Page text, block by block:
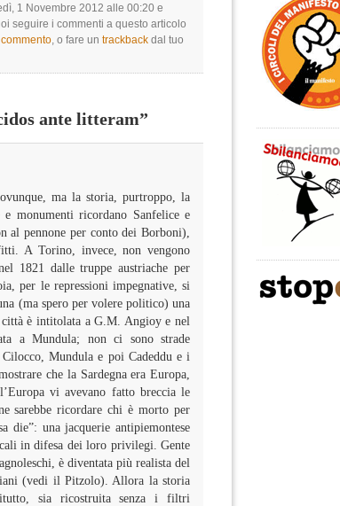
1 Novembre 2012 alle 00:20 e
seguire i commenti a questo articolo
, o fare un trackback dal tuo
ante litteram”
ma la storia, purtroppo, la
monumenti ricordano Sanfelice e
al pennone per conto dei Borboni),
A Torino, invece, non vengono
1821 dalle truppe austriache per
per le repressioni impegnative, si
(ma spero per volere politico) una
è intitolata a G.M. Angioy e nel
a Mundula; non ci sono strade
Mundula e poi Cadeddu e i
che la Sardegna era Europa,
vi avevano fatto breccia le
sarebbe ricordare chi è morto per
die”: una jacquerie antipiemontese
in difesa dei loro privilegi. Gente
è diventata più realista del
(vedi il Pitzolo). Allora la storia
sia ricostruita senza i filtri